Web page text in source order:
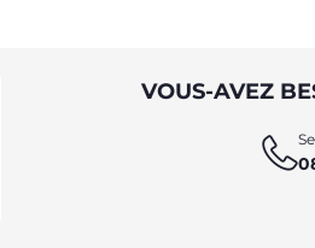
VOUS-AVEZ